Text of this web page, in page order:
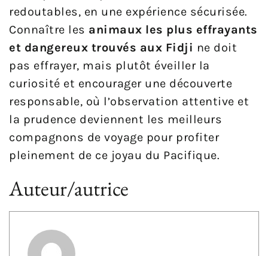
redoutables, en une expérience sécurisée.
Connaître les animaux les plus effrayants
et dangereux trouvés aux Fidji ne doit
pas effrayer, mais plutôt éveiller la
curiosité et encourager une découverte
responsable, où l’observation attentive et
la prudence deviennent les meilleurs
compagnons de voyage pour profiter
pleinement de ce joyau du Pacifique.
Auteur/autrice